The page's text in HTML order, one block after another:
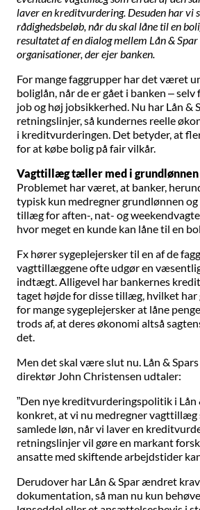
laver en kreditvurdering. Desuden har
rådighedsbeløb, når du skal låne til en
resultatet af en dialog mellem Lån &
organisationer, der ejer banken.
For mange faggrupper har det været
boliglån, når de er gået i banken –
job og høj jobsikkerhed. Nu har Lån &
retningslinjer, så kundernes reelle
i kreditvurderingen. Det betyder, at
for at købe bolig på fair vilkår.
Vagttillæg tæller med i grundlønnen
Problemet har været, at banker,
typisk kun medregner grundlønnen og
tillæg for aften-, nat- og
hvor meget en kunde kan låne til en
Fx hører sygeplejersker til en af de
vagttillæggene ofte udgør en
indtægt. Alligevel har bankernes
taget højde for disse tillæg, hvilket
for mange sygeplejersker at låne
trods af, at deres økonomi altså
det.
Men det skal være slut nu. Lån &
direktør John Christensen udtaler:
”Den nye kreditvurderingspolitik i Lån
konkret, at vi nu medregner vagttillæg
samlede løn, når vi laver en
retningslinjer vil gøre en markant
ansatte med skiftende arbejdstider
Derudover har Lån & Spar ændret
dokumentation, så man nu kun